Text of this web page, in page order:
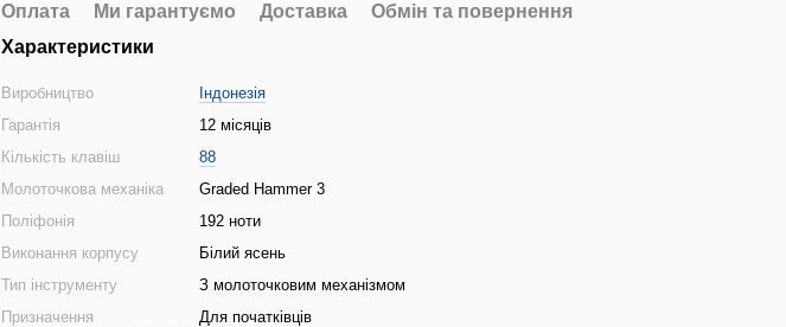
Оплата Ми гарантуємо Доставка
Обмін та повернення
Характеристики
Виробництво
Індонезія
Гарантія
12 місяців
Кількість клавіш
88
Молоточкова механіка
Graded Hammer 3
Поліфонія
192 ноти
Виконання корпусу
Білий ясень
Тип інструменту
З молоточковим механізмом
Призначення
Для початківців